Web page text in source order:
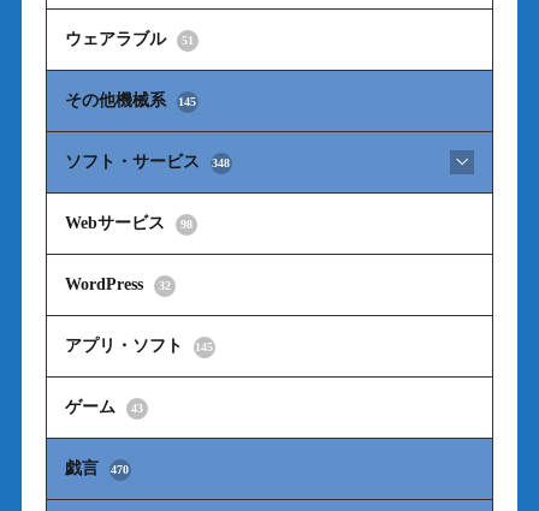
ウェアラブル 51
その他機械系 145
ソフト・サービス 348
Webサービス 98
WordPress 32
アプリ・ソフト 145
ゲーム 43
戯言 470